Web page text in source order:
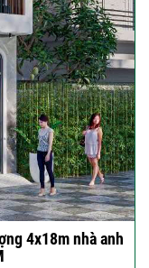
4x18m nhà anh